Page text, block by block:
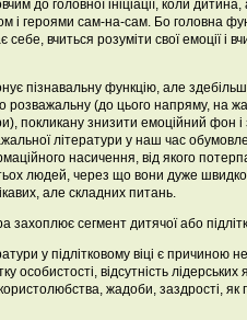
до головної ініціації, коли дитина,
і героями сам-на-сам. Бо головна
себе, вчиться розуміти свої емоції і
пізнавальну функцію, але
розважальну (до цього напряму, на
покликану знизити емоційний фон
літератури у наш час
насичення, від якого
людей, через що вони дуже
але складних питань.
захоплює сегмент дитячої або
у підлітковому віці є причиною
особистості, відсутність лідерських
жадоби, заздрості, як